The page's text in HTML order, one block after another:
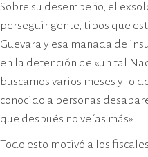
Sobre su desempeño, el
perseguir gente, tipos que
Guevara y esa manada de
en la detención de «un tal
buscamos varios meses y lo
conocido a personas
que después no veías más».
Todo esto motivó a los